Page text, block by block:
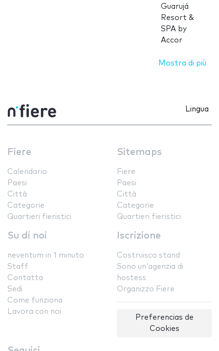
Guarujá
Resort &
SPA by
Accor
Mostra di più
Lingua
Fiere
Calendario
Paesi
Città
Categorie
Quartieri fieristici
Sitemaps
Fiere
Paesi
Città
Categorie
Quartieri fieristici
Su di noi
neventum in 1 minuto
Staff
Contatta
Sedi
Come funziona
Lavora con noi
Iscrizione
Costruisco stand
Sono un'agenzia di
hostess
Organizzo Fiere
Preferencias de
Cookies